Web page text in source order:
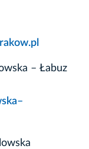
– Łabuz